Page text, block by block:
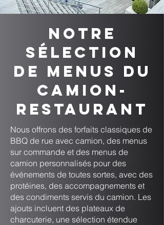
Notre
sélection
de menus du
camion-
restaurant
Nous offrons des forfaits classiques de
BBQ de rue avec camion, des menus
sur commande et des menus de
camion personnalisés pour des
événements de toutes sortes, avec des
protéines, des accompagnements et
des condiments servis du camion. Les
ajouts incluent des plateaux de
charcuterie, une sélection étendue